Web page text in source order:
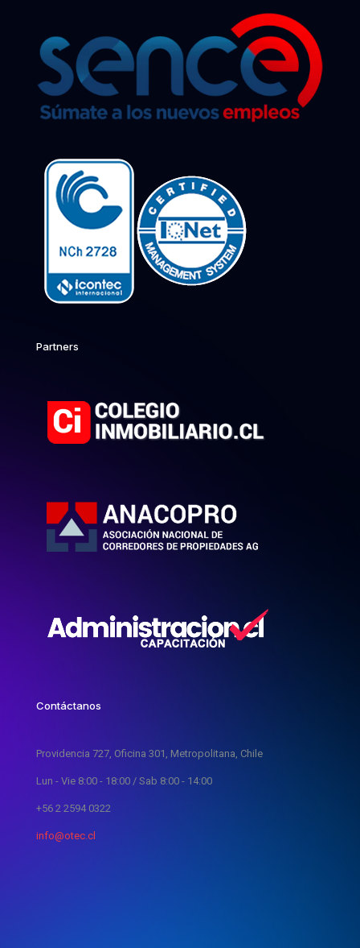
Partners
Contáctanos
Providencia 727, Oficina 301, Metropolitana, Chile
Lun - Vie 8:00 - 18:00 / Sab 8:00 - 14:00
+56 2 2594 0322
info@otec.cl